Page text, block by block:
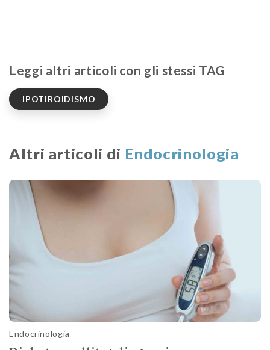
Leggi altri articoli con gli stessi TAG
IPOTIROIDISMO
Altri articoli di Endocrinologia
Endocrinologia